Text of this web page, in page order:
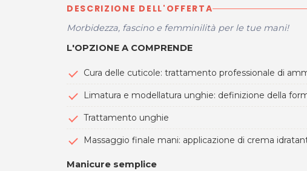
DESCRIZIONE DELL'OFFERTA
Morbidezza, fascino e femminilità per le tue mani!
L'OPZIONE A COMPRENDE
Cura delle cuticole: trattamento professionale di
Limatura e modellatura unghie: definizione della
Trattamento unghie
Massaggio finale mani: applicazione di crema
Manicure semplice